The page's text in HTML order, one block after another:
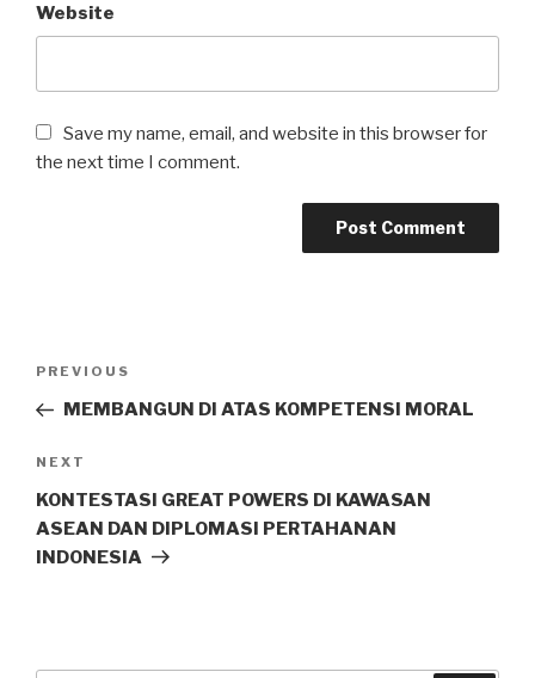
Website
Save my name, email, and website in this browser for
the next time I comment.
Post
Previous
Post
PREVIOUS
MEMBANGUN DI ATAS KOMPETENSI MORAL
Next
Post
NEXT
KONTESTASI GREAT POWERS DI KAWASAN
ASEAN DAN DIPLOMASI PERTAHANAN
INDONESIA